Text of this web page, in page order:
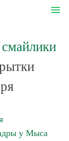
menu
у Мыса